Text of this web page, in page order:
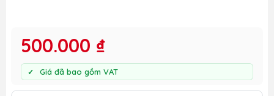
500.000 ₫
Giá đã bao gồm VAT